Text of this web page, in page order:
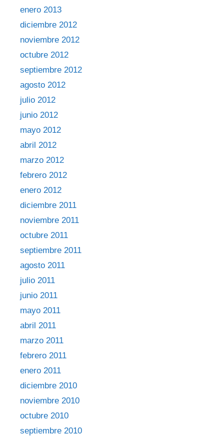
enero 2013
diciembre 2012
noviembre 2012
octubre 2012
septiembre 2012
agosto 2012
julio 2012
junio 2012
mayo 2012
abril 2012
marzo 2012
febrero 2012
enero 2012
diciembre 2011
noviembre 2011
octubre 2011
septiembre 2011
agosto 2011
julio 2011
junio 2011
mayo 2011
abril 2011
marzo 2011
febrero 2011
enero 2011
diciembre 2010
noviembre 2010
octubre 2010
septiembre 2010